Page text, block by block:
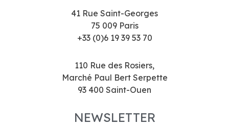
41 Rue Saint-Georges
75 009 Paris
+33 (0)6 19 39 53 70
110 Rue des Rosiers,
Marché Paul Bert Serpette
93 400 Saint-Ouen
NEWSLETTER